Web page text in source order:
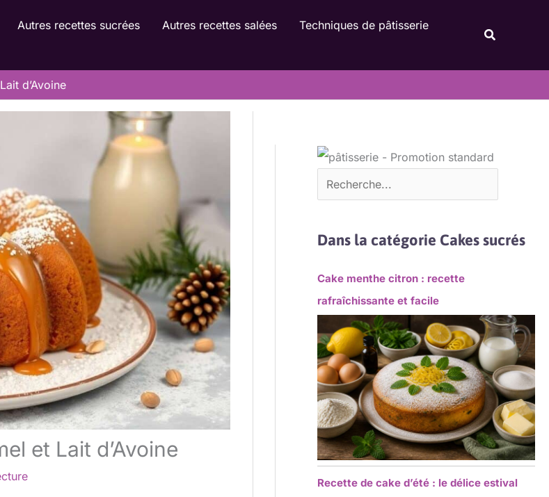
Autres recettes sucrées Autres recettes salées
Techniques de pâtisserie
d’Avoine
et Lait d’Avoine
Dans la catégorie Cakes sucrés
Cake menthe citron : recette
rafraîchissante et facile
Recette de cake d’été : le délice estival